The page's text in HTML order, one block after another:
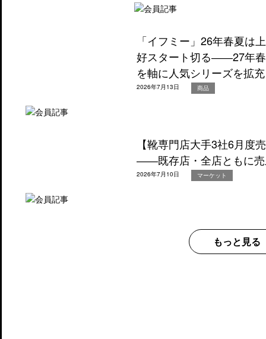
「イフミー」26年春夏は
好スタート切る――27年
を軸に人気シリーズを拡充
2026年7月13日 商品
【靴専門店大手3社6月度
――既存店・全店ともに売
2026年7月10日 マーケット
もっと見る